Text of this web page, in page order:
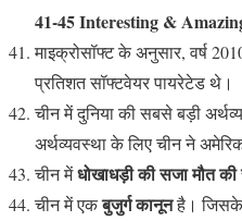
41-45 Interesting &
माइक्रोसॉफ्ट के अनुसार, वर्ष
प्रतिशत सॉफ्टवेयर पायरेटेड थे।
चीन में दुनिया की सबसे बड़ी
अर्थव्यवस्था के लिए चीन ने
चीन मेंधोखाधड़ी की सजा मौत
चीन में एकबुजुर्ग कानूनहै। जिसके